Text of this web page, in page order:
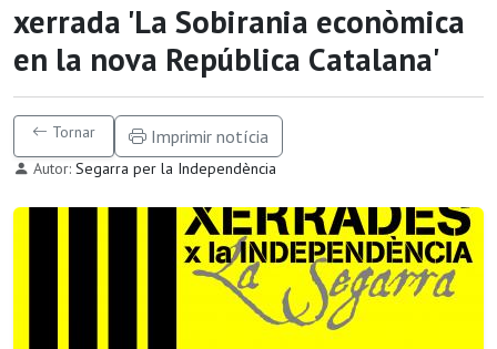
xerrada 'La Sobirania econòmica
en la nova República Catalana'
Tornar Imprimir notícia
Autor: Segarra per la Independència